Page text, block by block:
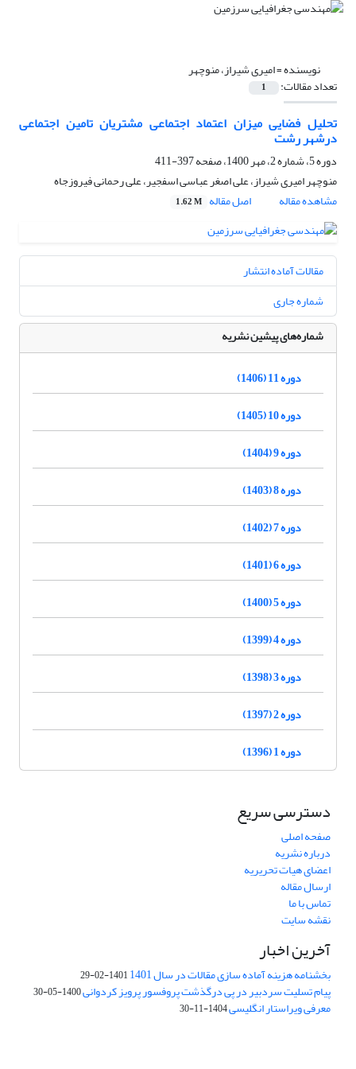
نویسنده =امیری شیراز، منوچهر
تعداد مقالات: 1
تحلیل فضایی میزان اعتماد اجتماعی مشتریان تامین اجتماعی
درشهر رشت
دوره 5، شماره 2، مهر 1400، صفحه
397-411
منوچهر امیری شیراز، علی اصغر عباسی اسفجیر، علی رحمانی فیروزجاه
مشاهده مقاله
اصل مقاله 1.62 M
مقالات آماده انتشار
شماره جاری
شماره‌های پیشین نشریه
دوره 11 (1406)
دوره 10 (1405)
دوره 9 (1404)
دوره 8 (1403)
دوره 7 (1402)
دوره 6 (1401)
دوره 5 (1400)
دوره 4 (1399)
دوره 3 (1398)
دوره 2 (1397)
دوره 1 (1396)
دسترسی سریع
صفحه اصلی
درباره نشریه
اعضای هیات تحریریه
ارسال مقاله
تماس با ما
نقشه سایت
آخرین اخبار
بخشنامه هزینه آماده سازی مقالات در سال 1401 1401-02-29
پیام تسلیت سردبیر در پی درگذشت پروفسور پرویز کردوانی1400-05-30
معرفی ویراستار انگلیسی1404-11-30